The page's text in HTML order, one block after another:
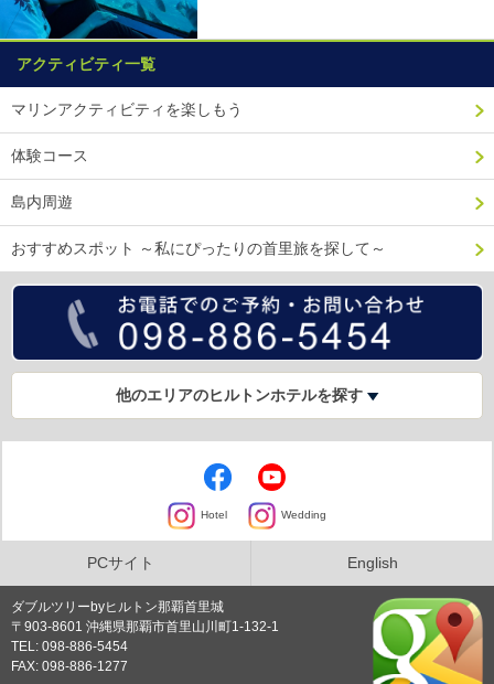
アクティビティ一覧
マリンアクティビティを楽しもう
体験コース
島内周遊
おすすめスポット ～私にぴったりの首里旅を探して～
他のエリアのヒルトンホテルを探す
Hotel Wedding
PCサイト English
ダブルツリーbyヒルトン那覇首里城
〒903-8601 沖縄県那覇市首里山川町1-132-1
TEL: 098-886-5454
FAX: 098-886-1277